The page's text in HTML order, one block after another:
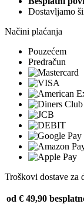
Dostavljamo
Načini plaćanja
Pouzećem
Predračun
Troškovi dostave za
od € 49,90